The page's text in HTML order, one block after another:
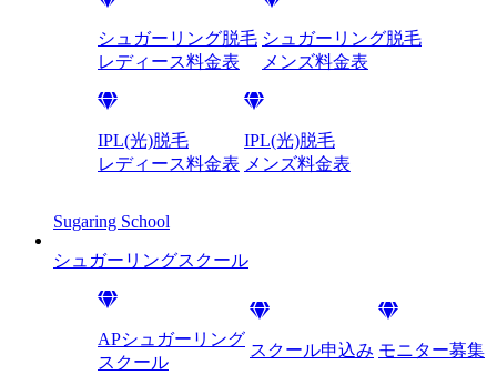
シュガーリング脱毛
レディース料金表
シュガーリング脱毛
メンズ料金表
IPL(光)脱毛
レディース料金表
IPL(光)脱毛
メンズ料金表
Sugaring School
シュガーリングスクール
APシュガーリング
スクール
スクール申込み モニター募集